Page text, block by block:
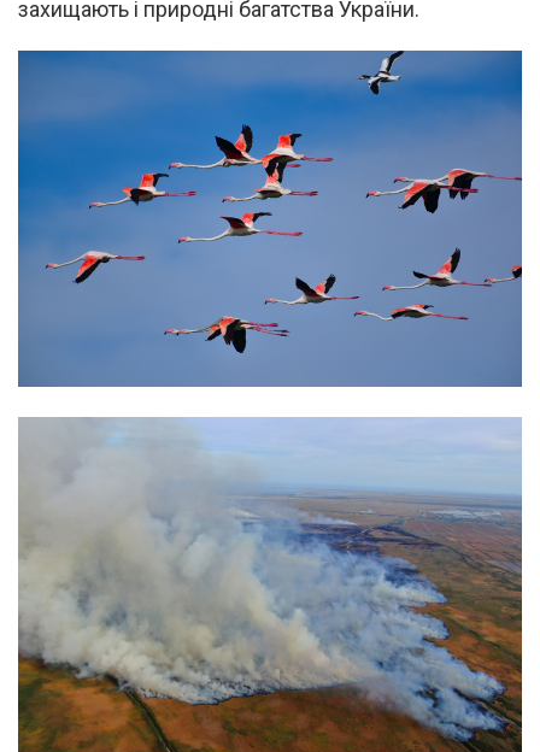
захищають і природні багатства України.